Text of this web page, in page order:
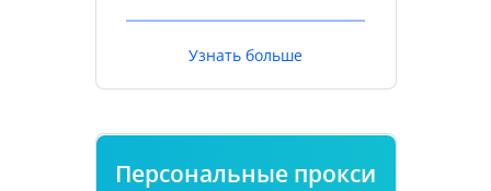
Узнать больше
Персональные прокси